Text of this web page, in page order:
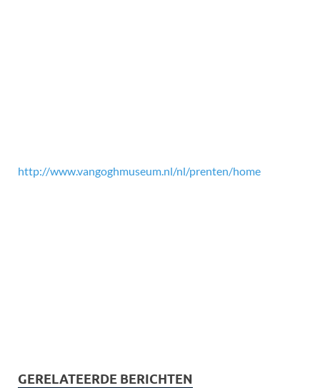
http://www.vangoghmuseum.nl/nl/prenten/home
GERELATEERDE BERICHTEN